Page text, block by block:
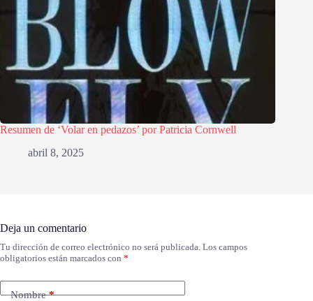
Resumen de ‘Volar en pedazos’ por Patricia Cornwell
abril 8, 2025
Deja un comentario
Tu dirección de correo electrónico no será publicada. Los campos
obligatorios están marcados con *
Nombre*